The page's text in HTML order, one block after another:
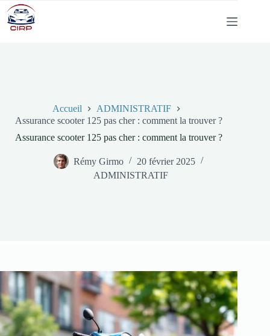
Passer
au
contenu
Accueil
ADMINISTRATIF
Assurance scooter 125 pas cher : comment la trouver ?
Assurance scooter 125 pas cher : comment la trouver ?
Rémy Girmo
20 février 2025
ADMINISTRATIF